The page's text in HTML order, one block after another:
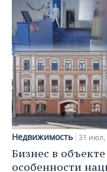
Недвижимость 31 июл,
Бизнес в
особенности